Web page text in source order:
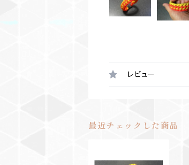
レビュー
最近チェックした商品